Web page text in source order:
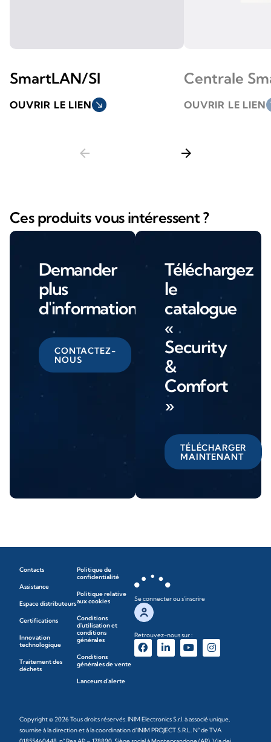
SmartLAN/SI
OUVRIR LE LIEN south_east
Centrale
OUVRIR LE LIEN
arrow_back arrow_forward
Ces produits vous intéressent ?
Demander
plus
d'informations
CONTACTEZ-
NOUS
Téléchargez
le
catalogue
«
Security
&
Comfort
»
TÉLÉCHARGER
MAINTENANT
Contacts
Assistance
Espace distributeurs
Certifications
Innovation
technologique
Traitement des
déchets
Politique de
confidentialité
Politique relative
aux cookies
Conditions
d'utilisation et
conditions
générales
Conditions
générales de vente
Lanceurs d'alerte
Se connecter ou s'inscrire
Retrouvez-nous sur :
Copyright © 2026 Tous droits réservés. INIM Electronics S.r.l. à associé unique,
soumise à la direction et à la coordination d’INIM PROJECT S.R.L. N° de TVA